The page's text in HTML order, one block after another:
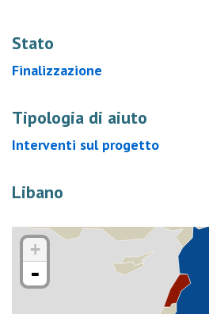
Stato
Finalizzazione
Tipologia di aiuto
Interventi sul progetto
Libano
+
-